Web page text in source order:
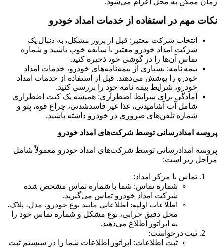
نکات مهم در استفاده از خدمات امداد خودرو
انتخاب شرکت معتبر: قبل از بروز مشکل، به دنبال یک
شرکت امداد خودرو معتبر با سابقه خوب باشید و شماره
تماس آن‌ها را در گوشی خود ذخیره کنید.
بیمه نامه: بسیاری از بیمه‌نامه‌های خودرو، خدمات امداد
خودرو را پوشش می‌دهند. قبل از استفاده از خدمات امداد
خودرو، شرایط بیمه نامه خود را بررسی کنید.
آمادگی برای شرایط اضطراری: همیشه یک کیت اضطراری
شامل آب آشامیدنی، غذا غیر فاسدشدنی، چراغ قوه، پتو و
شماره تلفن‌های ضروری در خودرو داشته باشید.
پروسه امدادرسانی توسط شرکت‌های امداد خودرو
پروسه امدادرسانی توسط شرکت‌های امداد خودرو معمولاً شامل
مراحل زیر است:
تماس با مرکز امداد:
شماره تماس: شما با شماره تماس مشخص شده
شرکت امداد خودرو تماس می‌گیرید.
اطلاعات اولیه: اطلاعاتی مانند نوع خودرو، مدل، پلاک،
محل دقیق خرابی، نوع مشکل و شماره تماس خود را
به اپراتور اطلاع می‌دهید.
ثبت درخواست:
ثبت اطلاعات: اپراتور اطلاعات شما را در سیستم ثبت